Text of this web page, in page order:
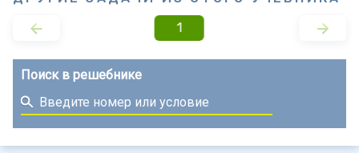
1
Поиск в решебнике